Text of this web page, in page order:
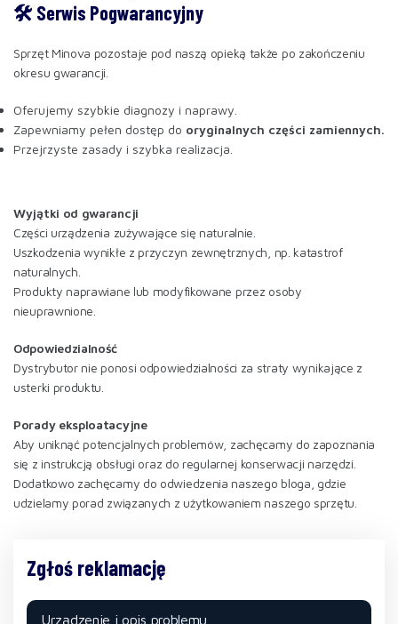
🛠️ Serwis Pogwarancyjny
Sprzęt Minova pozostaje pod naszą opieką także po zakończeniu
okresu gwarancji.
Oferujemy szybkie diagnozy i naprawy.
Zapewniamy pełen dostęp do oryginalnych części zamiennych.
Przejrzyste zasady i szybka realizacja.
Wyjątki od gwarancji
Części urządzenia zużywające się naturalnie.
Uszkodzenia wynikłe z przyczyn zewnętrznych, np. katastrof
naturalnych.
Produkty naprawiane lub modyfikowane przez osoby
nieuprawnione.
Odpowiedzialność
Dystrybutor nie ponosi odpowiedzialności za straty wynikające z
usterki produktu.
Porady eksploatacyjne
Aby uniknąć potencjalnych problemów, zachęcamy do zapoznania
się z instrukcją obsługi oraz do regularnej konserwacji narzędzi.
Dodatkowo zachęcamy do odwiedzenia naszego bloga, gdzie
udzielamy porad związanych z użytkowaniem naszego sprzętu.
Zgłoś reklamację
Urządzenie i opis problemu